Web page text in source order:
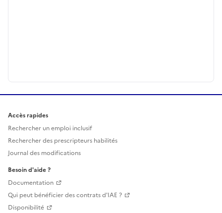
Accès rapides
Rechercher un emploi inclusif
Rechercher des prescripteurs habilités
Journal des modifications
Besoin d'aide ?
Documentation
Qui peut bénéficier des contrats d'IAE ?
Disponibilité